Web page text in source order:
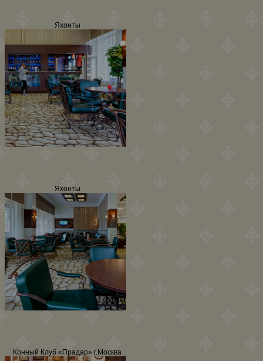
Яхонты
Яхонты
Конный Клуб «Прадар» г.Москва